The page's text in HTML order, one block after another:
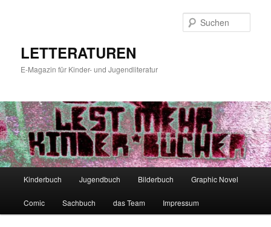
LETTERATUREN
E-Magazin für Kinder- und Jugendliteratur
Kinderbuch Jugendbuch Bilderbuch Graphic Novel
Comic Sachbuch das Team Impressum